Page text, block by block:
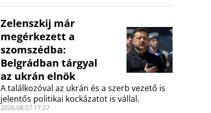
Zelenszkij már
megérkezett a
szomszédba:
Belgrádban tárgyal
az ukrán elnök
A találkozóval az ukrán és a szerb vezető is
jelentős politikai kockázatot is vállal.
2026.08.07 17:27